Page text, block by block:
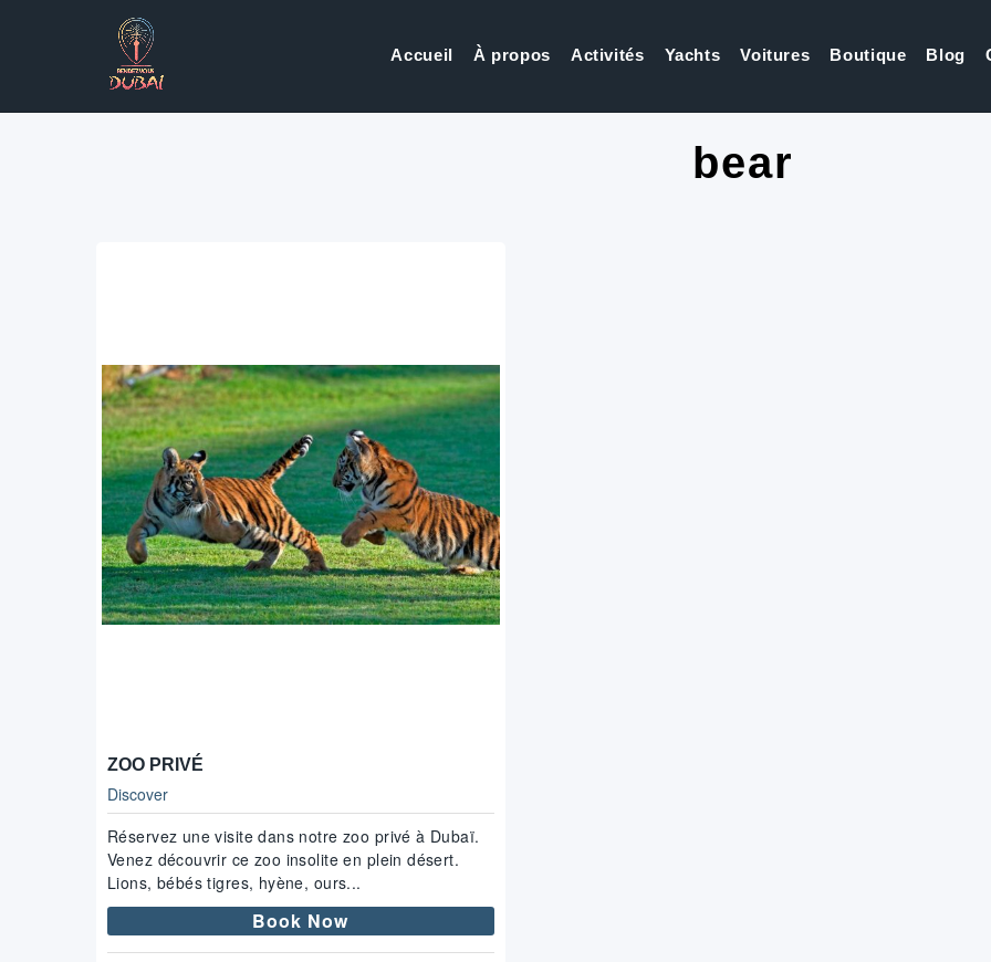
Accueil À propos Activités Yachts Voitures Boutique Blog
bear
ZOO PRIVÉ
Discover
Réservez une visite dans notre zoo privé à Dubaï.
Venez découvrir ce zoo insolite en plein désert.
Lions, bébés tigres, hyène, ours...
Book Now